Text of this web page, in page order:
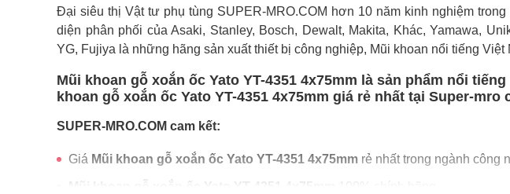
Đại siêu thị Vật tư phụ tùng SUPER-MRO.COM hơn 10 năm kinh nghiệm
diện phân phối của Asaki, Stanley, Bosch, Dewalt, Makita, Khác, Yamawa,
YG, Fujiya là những hãng sản xuất thiết bị công nghiệp, Mũi khoan nổi tiếng Việt
Mũi khoan gỗ xoắn ốc Yato YT-4351 4x75mm là sản phẩm nổi
khoan gỗ xoắn ốc Yato YT-4351 4x75mm giá rẻ nhất tại Super-mro
SUPER-MRO.COM cam kết:
Giá Mũi khoan gỗ xoắn ốc Yato YT-4351 4x75mm rẻ nhất trong ngành công